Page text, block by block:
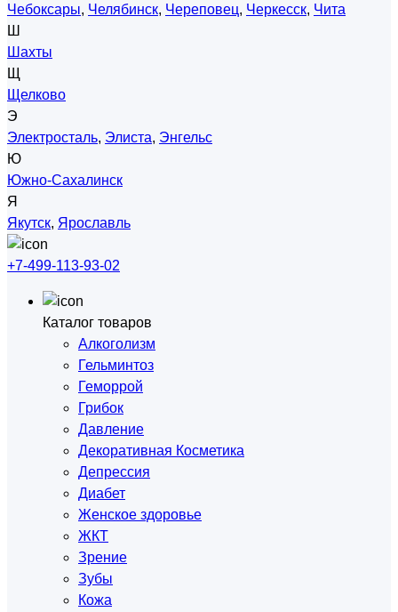
Чебоксары, Челябинск, Череповец, Черкесск, Чита
Ш
Шахты
Щ
Щелково
Э
Электросталь, Элиста, Энгельс
Ю
Южно-Сахалинск
Я
Якутск, Ярославль
+7-499-113-93-02
Каталог товаров
Алкоголизм
Гельминтоз
Геморрой
Грибок
Давление
Декоративная Косметика
Депрессия
Диабет
Женское здоровье
ЖКТ
Зрение
Зубы
Кожа